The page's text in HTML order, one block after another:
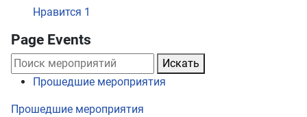
Нравится 1
Page Events
Искать
Прошедшие мероприятия
Прошедшие мероприятия